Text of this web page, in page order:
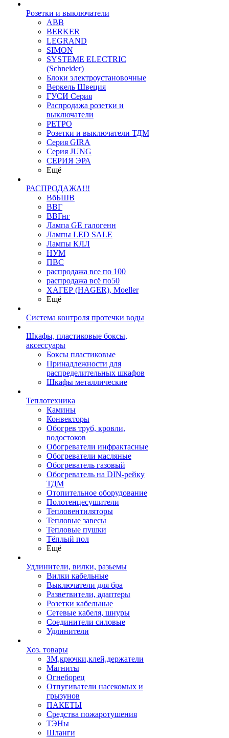
Розетки и выключатели
ABB
BERKER
LEGRAND
SIMON
SYSTEME ELECTRIC
(Schneider)
Блоки электроустановочные
Веркель Швеция
ГУСИ Серия
Распродажа розетки и
выключатели
РЕТРО
Розетки и выключатели ТДМ
Серия GIRA
Серия JUNG
СЕРИЯ ЭРА
Ещё
РАСПРОДАЖА!!!
ВбБШВ
ВВГ
ВВГнг
Лампа GE галогенн
Лампы LED SALE
Лампы КЛЛ
НУМ
ПВС
распродажа все по 100
распродажа всё по50
ХАГЕР (HAGER), Moeller
Ещё
Система контроля протечки воды
Шкафы, пластиковые боксы,
аксессуары
Боксы пластиковые
Принадлежности для
распределительных шкафов
Шкафы металлические
Теплотехника
Камины
Конвекторы
Обогрев труб, кровли,
водостоков
Обогреватели инфрактасные
Обогреватели масляные
Обогреватель газовый
Обогреватель на DIN-рейку
ТДМ
Отопительное оборудование
Полотенцесушители
Тепловентиляторы
Тепловые завесы
Тепловые пушки
Тёплый пол
Ещё
Удлинители, вилки, разьемы
Вилки кабельные
Выключатели для бра
Разветвители, адаптеры
Розетки кабельные
Сетевые кабеля, шнуры
Соединители силовые
Удлинители
Хоз. товары
ЗМ,крючки,клей,держатели
Магниты
Огнеборец
Отпугиватели насекомых и
грызунов
ПАКЕТЫ
Средства пожаротушения
ТЭНы
Шланги